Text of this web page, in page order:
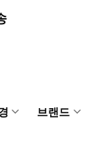
브랜드